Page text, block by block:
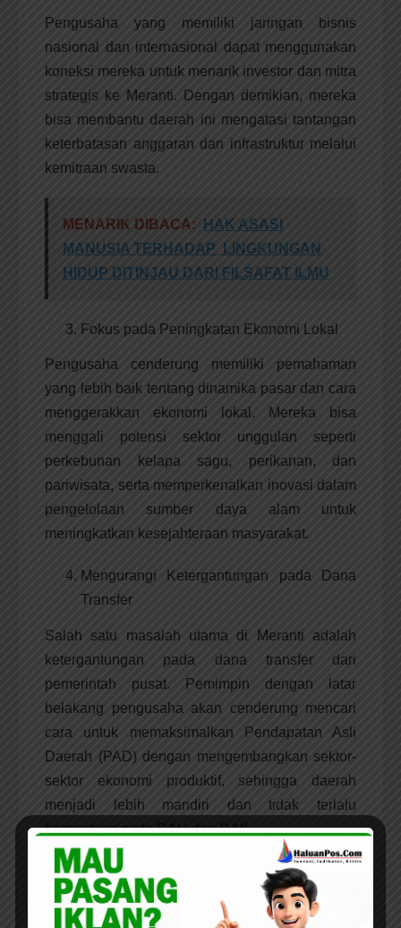
Pengusaha yang memiliki jaringan bisnis
nasional dan internasional dapat menggunakan
koneksi mereka untuk menarik investor dan mitra
strategis ke Meranti. Dengan demikian, mereka
bisa membantu daerah ini mengatasi tantangan
keterbatasan anggaran dan infrastruktur melalui
kemitraan swasta.
MENARIK DIBACA:
HAK ASASI
MANUSIA TERHADAP LINGKUNGAN
HIDUP DITINJAU DARI FILSAFAT ILMU
Fokus pada Peningkatan Ekonomi Lokal
Pengusaha cenderung memiliki pemahaman
yang lebih baik tentang dinamika pasar dan cara
menggerakkan ekonomi lokal. Mereka bisa
menggali potensi sektor unggulan seperti
perkebunan kelapa sagu, perikanan, dan
pariwisata, serta memperkenalkan inovasi dalam
pengelolaan sumber daya alam untuk
meningkatkan kesejahteraan masyarakat.
Mengurangi Ketergantungan pada Dana
Transfer
Salah satu masalah utama di Meranti adalah
ketergantungan pada dana transfer dari
pemerintah pusat. Pemimpin dengan latar
belakang pengusaha akan cenderung mencari
cara untuk memaksimalkan Pendapatan Asli
Daerah (PAD) dengan mengembangkan sektor-
sektor ekonomi produktif, sehingga daerah
menjadi lebih mandiri dan tidak terlalu
bergantung pada DAU dan DAK.
Pengelolaan yang Lebih Transparan dan
Akuntabel